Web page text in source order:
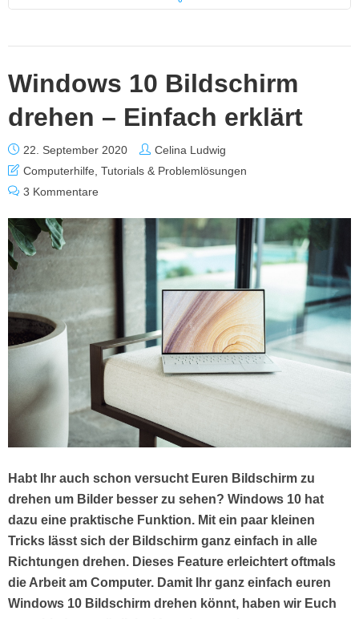
Windows 10 Bildschirm
drehen – Einfach erklärt
22. September 2020
Celina Ludwig
Computerhilfe, Tutorials & Problemlösungen
3 Kommentare
Habt Ihr auch schon versucht Euren Bildschirm zu
drehen um Bilder besser zu sehen? Windows 10 hat
dazu eine praktische Funktion. Mit ein paar kleinen
Tricks lässt sich der Bildschirm ganz einfach in alle
Richtungen drehen. Dieses Feature erleichtert oftmals
die Arbeit am Computer. Damit Ihr ganz einfach euren
Windows 10 Bildschirm drehen könnt, haben wir Euch